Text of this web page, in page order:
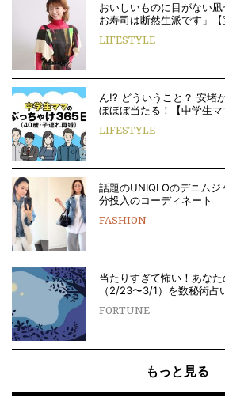
おいしいものに目がない
お寿司は断然生派です」
LIFESTYLE
ん!? どういうこと？ 安堵
ぼほぼ当たる！【中学生
LIFESTYLE
話題のUNIQLOのデニム
分投入のコーディネート
FASHION
当たりすぎて怖い！あな
（2/23〜3/1）を数秘術占
FORTUNE
もっと見る